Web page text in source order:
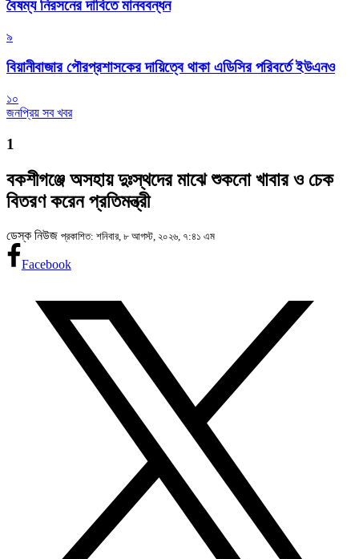
বৈষম্য নিরসনের দাবিতে মানববন্ধন
৯
বিয়ানীবাজার পৌরপ্রশাসকের দায়িত্বে থাকা এডিসির পরিবর্তে ইউএনও
১০
জনপ্রিয় সব খবর
1
বকশীগঞ্জে অসহায় দুঃস্থদের মাঝে শুকনো খাবার ও চেক
বিতরণ করেন প্রতিমন্ত্রী
ডেস্ক নিউজ প্রকাশিত: শনিবার, ৮ আগস্ট, ২০২৬, ৭:৪১ এম
Facebook